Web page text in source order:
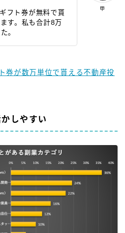
甲
フト券が無料で貰
す。私も合計8万
。
券が数万単位で貰える不動産投
しやすい